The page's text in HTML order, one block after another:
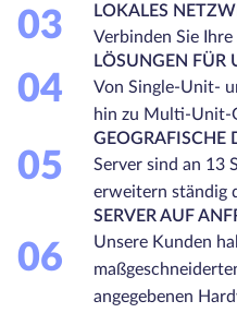
03
LOKALES
Verbinden Sie
04
LÖSUNGEN FÜR
Von Single-Unit-
hin zu Multi-Unit-
05
GEOGRAFISCHE
Server sind an 13
erweitern ständig
06
SERVER AUF
Unsere Kunden
angegebenen